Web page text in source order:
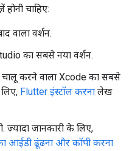
चाहिए:
वाला वर्शन.
का सबसे नया वर्शन.
करने वाला Xcode का सबसे
Flutter इंस्टॉल करना लेख
जानकारी के लिए,
आईडी ढूंढना और कॉपी करना